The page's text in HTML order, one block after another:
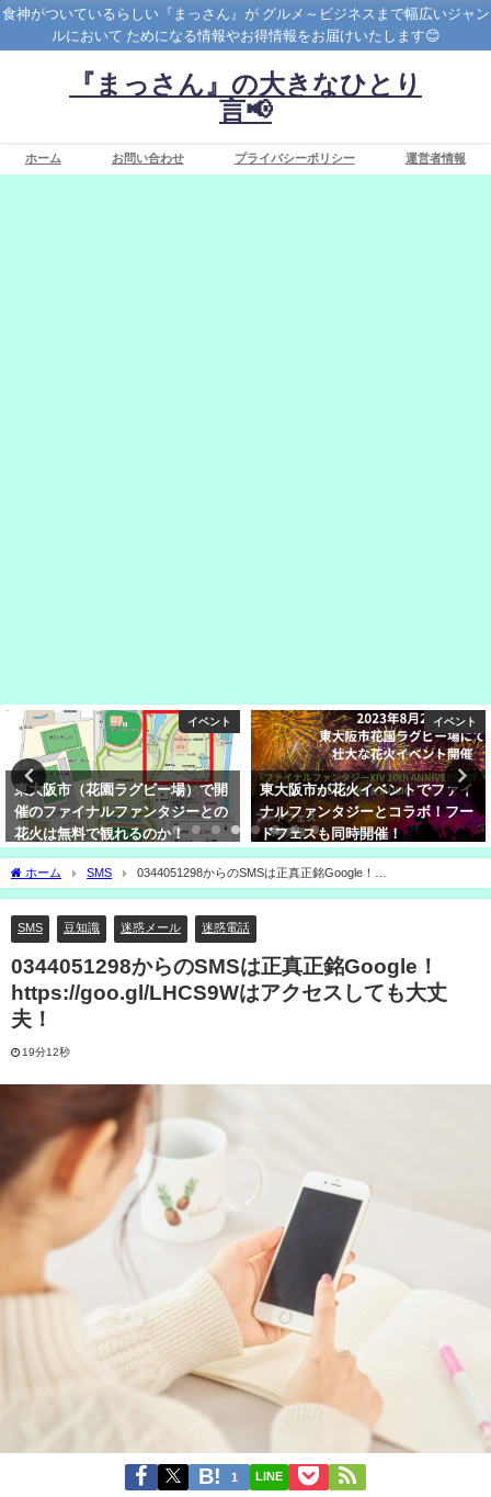
食神がついているらしい『まっさん』が グルメ～ビジネスまで幅広いジャン
ルにおいて ためになる情報やお得情報をお届けいたします😊
『まっさん』の大きなひとり
言📢
ホーム お問い合わせ プライバシーポリシー 運営者情報
イベント
東大阪市（花園ラグビー場）で開
催のファイナルファンタジーとの
花火は無料で観れるのか！
イベント
東大阪市が花火イベントでファイ
ナルファンタジーとコラボ！フー
ドフェスも同時開催！
ホーム SMS
0344051298からのSMSは正真正銘Google！
https://goo.gl/LHCS9Wはアクセスしても大丈夫！
SMS 豆知識 迷惑メール 迷惑電話
0344051298からのSMSは正真正銘Google！
https://goo.gl/LHCS9Wはアクセスしても大丈
夫！
19分12秒
1 LINE